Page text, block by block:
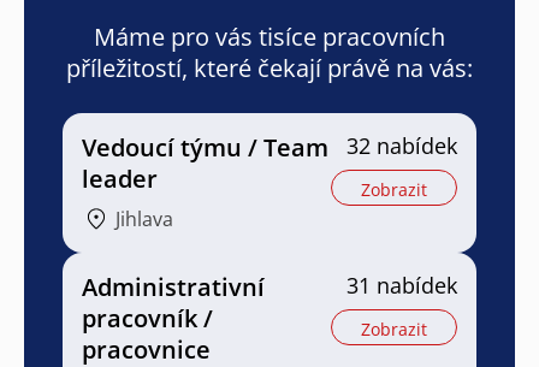
Máme pro vás tisíce pracovních
příležitostí, které čekají právě na vás:
Vedoucí týmu / Team
leader
Jihlava
32 nabídek
Zobrazit
Administrativní
pracovník /
pracovnice
31 nabídek
Zobrazit